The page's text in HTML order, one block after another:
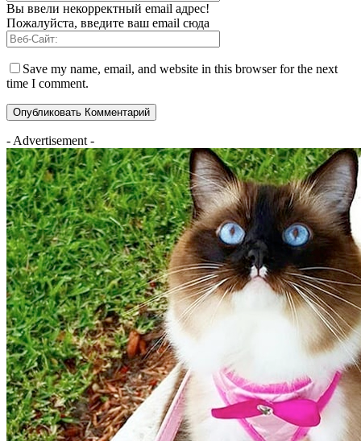
Вы ввели некорректный email адрес!
Пожалуйста, введите ваш email сюда
Save my name, email, and website in this browser for the next
time I comment.
- Advertisement -